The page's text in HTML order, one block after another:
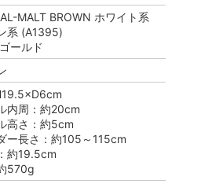
MALT BROWN ホワイト系
系 (A1395)
ールド
内周：約20cm
高さ：約5cm
ー長さ：約105～115cm
約19.5cm
570g